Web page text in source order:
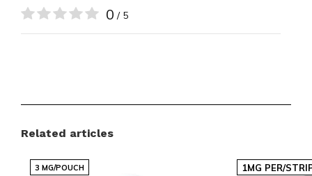
0 / 5
Related articles
3 MG/POUCH 1MG PER/